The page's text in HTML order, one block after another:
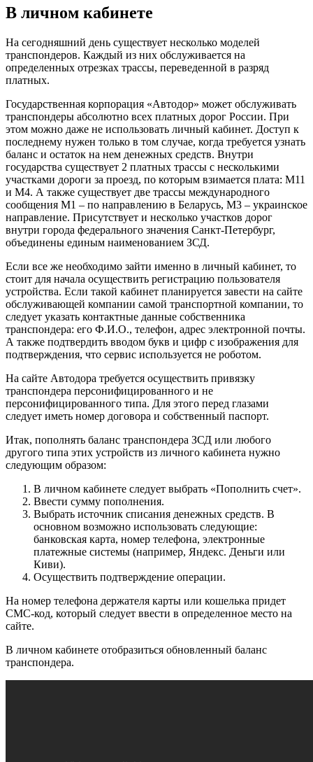
В личном кабинете
На сегодняшний день существует несколько моделей
транспондеров. Каждый из них обслуживается на
определенных отрезках трассы, переведенной в разряд
платных.
Государственная корпорация «Автодор» может обслуживать
транспондеры абсолютно всех платных дорог России. При
этом можно даже не использовать личный кабинет. Доступ к
последнему нужен только в том случае, когда требуется узнать
баланс и остаток на нем денежных средств. Внутри
государства существует 2 платных трассы с несколькими
участками дороги за проезд, по которым взимается плата: М11
и М4. А также существует две трассы международного
сообщения М1 – по направлению в Беларусь, М3 – украинское
направление. Присутствует и несколько участков дорог
внутри города федерального значения Санкт-Петербург,
объединены единым наименованием ЗСД.
Если все же необходимо зайти именно в личный кабинет, то
стоит для начала осуществить регистрацию пользователя
устройства. Если такой кабинет планируется завести на сайте
обслуживающей компании самой транспортной компании, то
следует указать контактные данные собственника
транспондера: его Ф.И.О., телефон, адрес электронной почты.
А также подтвердить вводом букв и цифр с изображения для
подтверждения, что сервис используется не роботом.
На сайте Автодора требуется осуществить привязку
транспондера персонифицированного и не
персонифицированного типа. Для этого перед глазами
следует иметь номер договора и собственный паспорт.
Итак, пополнять баланс транспондера ЗСД или любого
другого типа этих устройств из личного кабинета нужно
следующим образом:
В личном кабинете следует выбрать «Пополнить счет».
Ввести сумму пополнения.
Выбрать источник списания денежных средств. В
основном возможно использовать следующие:
банковская карта, номер телефона, электронные
платежные системы (например, Яндекс. Деньги или
Киви).
Осуществить подтверждение операции.
На номер телефона держателя карты или кошелька придет
СМС-код, который следует ввести в определенное место на
сайте.
В личном кабинете отобразиться обновленный баланс
транспондера.